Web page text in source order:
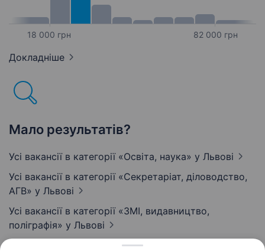
18 000 грн 82 000 грн
Докладніше
Мало результатів?
Усі вакансії в категорії «Освіта, наука» у Львові
Усі вакансії в категорії «Секретаріат, діловодство,
АГВ» у Львові
Усі вакансії в категорії «ЗМІ, видавництво,
поліграфія» у Львові